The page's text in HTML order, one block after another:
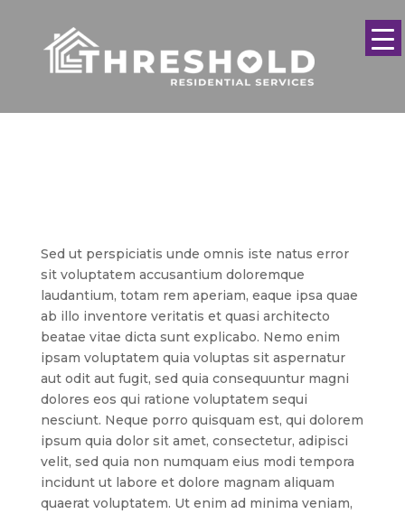
Sed ut perspiciatis unde omnis iste natus error
sit voluptatem accusantium doloremque
laudantium, totam rem aperiam, eaque ipsa quae
ab illo inventore veritatis et quasi architecto
beatae vitae dicta sunt explicabo. Nemo enim
ipsam voluptatem quia voluptas sit aspernatur
aut odit aut fugit, sed quia consequuntur magni
dolores eos qui ratione voluptatem sequi
nesciunt. Neque porro quisquam est, qui dolorem
ipsum quia dolor sit amet, consectetur, adipisci
velit, sed quia non numquam eius modi tempora
incidunt ut labore et dolore magnam aliquam
quaerat voluptatem. Ut enim ad minima veniam,